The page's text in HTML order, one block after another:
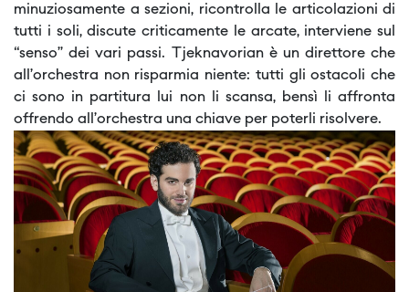
minuziosamente a sezioni, ricontrolla le articolazioni di
tutti i soli, discute criticamente le arcate, interviene sul
“senso” dei vari passi. Tjeknavorian è un direttore che
all’orchestra non risparmia niente: tutti gli ostacoli che
ci sono in partitura lui non li scansa, bensì li affronta
offrendo all’orchestra una chiave per poterli risolvere.